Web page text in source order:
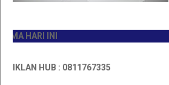
HARI INI
HUB : 0811767335